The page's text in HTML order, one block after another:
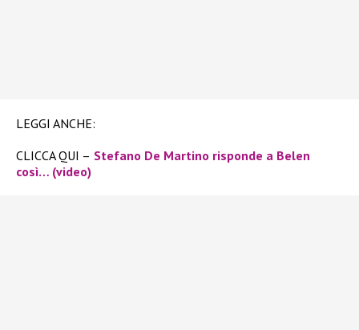
LEGGI ANCHE:
CLICCA QUI – Stefano De Martino risponde a Belen
così… (video)